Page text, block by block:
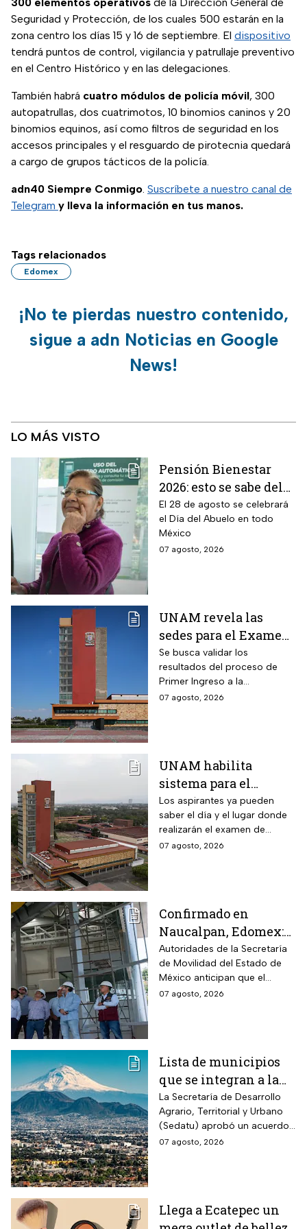
Seguridad y Protección, de los cuales 500 estarán en la
zona centro los días 15 y 16 de septiembre. El dispositivo
tendrá puntos de control, vigilancia y patrullaje preventivo
en el Centro Histórico y en las delegaciones.
También habrá cuatro módulos de policía móvil, 300
autopatrullas, dos cuatrimotos, 10 binomios caninos y 20
binomios equinos, así como filtros de seguridad en los
accesos principales y el resguardo de pirotecnia quedará
a cargo de grupos tácticos de la policía.
adn40 Siempre Conmigo. Suscríbete a nuestro canal de
Telegram y lleva la información en tus manos.
Tags relacionados
Edomex
¡No te pierdas nuestro contenido,
sigue a adn Noticias en Google
News!
LO MÁS VISTO
Pensión Bienestar
2026: esto se sabe del
pago por el Día del
Abuelo en agosto
El 28 de agosto se celebrará
el Día del Abuelo en todo
México
07 agosto, 2026
UNAM revela las
sedes para el Examen
de control 2026;
consulta dónde será
Se busca validar los
resultados del proceso de
Primer Ingreso a la
Licenciatura luego de
07 agosto, 2026
UNAM habilita
sistema para el
examen de control: así
puedes consultar
fecha, hora y sede
Los aspirantes ya pueden
saber el día y el lugar donde
realizarán el examen de
control de forma presencial
07 agosto, 2026
Confirmado en
Naucalpan, Edomex:
la Línea 3 del
Mexicable llega al
71,4% de avance y
anuncian cuándo
Autoridades de la Secretaría
de Movilidad del Estado de
México anticipan que el
transporte teleférico reducirá
07 agosto, 2026
Lista de municipios
que se integran a la
Zona Metropolitana
del Valle de México
La Secretaría de Desarrollo
Agrario, Territorial y Urbano
(Sedatu) aprobó un acuerdo
para que se integren más
07 agosto, 2026
Llega a Ecatepec un